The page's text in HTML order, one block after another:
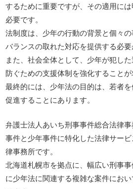
するために重要ですが、その適用に
必要です。
法制度は、少年の行動の背景と個々
バランスの取れた対応を提供する必要
また、社会全体として、少年が犯し
防ぐための支援体制を強化することが
最終的には、少年法の目的は、若者
促進することにあります。
弁護士法人あいち刑事事件総合法律
事件と少年事件に特化した法律サー
律事務所です。
北海道札幌市を拠点に、幅広い刑事
に少年法に関連する複雑な案件にお